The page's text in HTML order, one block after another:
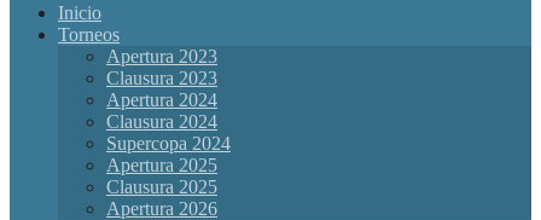
Inicio
Torneos
Apertura 2023
Clausura 2023
Apertura 2024
Clausura 2024
Supercopa 2024
Apertura 2025
Clausura 2025
Apertura 2026